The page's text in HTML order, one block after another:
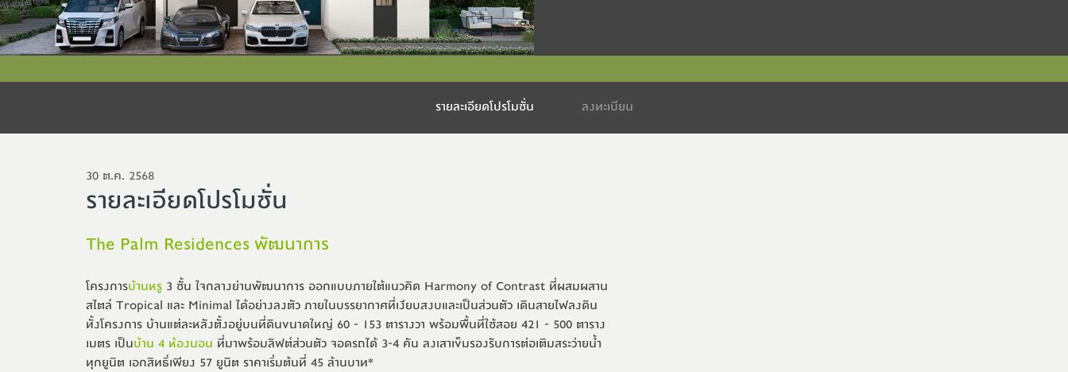
รายละเอียดโปรโมชั่น ลงทะเบียน
30 ต.ค. 2568
รายละเอียดโปรโมชั่น
The Palm Residences พัฒนาการ
โครงการบ้านหรู 3 ชั้น ใจกลางย่านพัฒนาการ ออกแบบภายใต้แนวคิด Harmony of Contrast ที่ผสมผสาน
สไตล์ Tropical และ Minimal ได้อย่างลงตัว ภายในบรรยากาศที่เงียบสงบและเป็นส่วนตัว เดินสายไฟลงดิน
ทั้งโครงการ บ้านแต่ละหลังตั้งอยู่บนที่ดินขนาดใหญ่ 60 - 153 ตารางวา พร้อมพื้นที่ใช้สอย 421 - 500 ตาราง
เมตร เป็นบ้าน 4 ห้องนอน ที่มาพร้อมลิฟต์ส่วนตัว จอดรถได้ 3-4 คัน ลงเสาเข็มรองรับการต่อเติมสระว่ายน้ำ
ทุกยูนิต เอกสิทธิ์เพียง 57 ยูนิต ราคาเริ่มต้นที่ 45 ล้านบาท*